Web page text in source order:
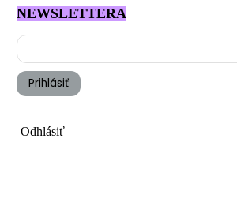
NEWSLETTERA
Prihlásiť
Odhlásiť